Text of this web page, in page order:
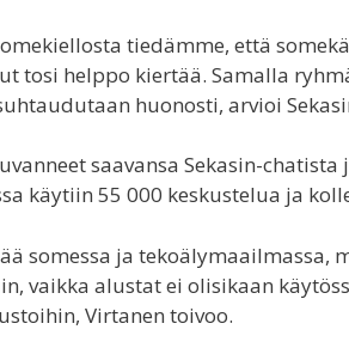
tiedämme, että
tosi helppo kiertää. Samalla
huonosti, arvioi
saavansa Sekasin-
käytiin 55 000 keskustelua ja
somessa ja
vaikka alustat ei olisikaan
Virtanen toivoo.